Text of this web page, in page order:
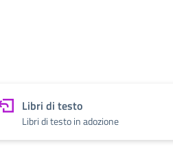
Libri di testo
Libri di testo in adozione